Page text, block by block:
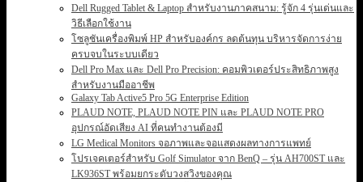
Dell Rugged Tablet & Laptop สำหรับงานภาคสนาม: รู้จัก 4 รุ่นเด่นและ
วิธีเลือกใช้งาน
โซลูชันเครื่องพิมพ์ HP สำหรับองค์กร ลดต้นทุน บริหารจัดการง่าย
ครบจบในระบบเดียว
Dell Pro Max และ Dell Pro Precision: คอมพิวเตอร์ประสิทธิภาพสูง
สำหรับงานมืออาชีพ
Galaxy Tab Active5 Pro 5G Enterprise Edition
PLAUD NOTE, PLAUD NOTE PIN และ PLAUD NOTE PRO
อุปกรณ์อัดเสียง AI ที่คนทำงานต้องมี
LG Medical Monitors จอภาพและจอแสดงผลทางการแพทย์
โปรเจคเตอร์สำหรับ Golf Simulator จาก BenQ – รุ่น AH700ST และ
LK936ST พร้อมยกระดับวงสวิงของคุณ